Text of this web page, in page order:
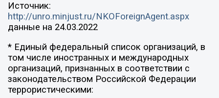
Источник:
http://unro.minjust.ru/NKOForeignAgent.aspx
данные на 24.03.2022
* Единый федеральный список организаций, в
том числе иностранных и международных
организаций, признанных в соответствии с
законодательством Российской Федерации
террористическими: